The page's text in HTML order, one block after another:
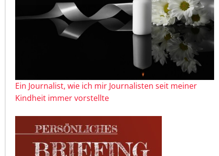
Ein Journalist, wie ich mir Journalisten seit meiner
Kindheit immer vorstellte